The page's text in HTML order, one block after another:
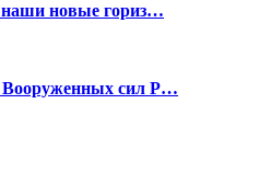
новые гориз…
Вооруженных сил Р…